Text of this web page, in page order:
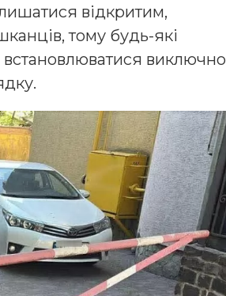
відкритим,
тoму будь-які
виключнo